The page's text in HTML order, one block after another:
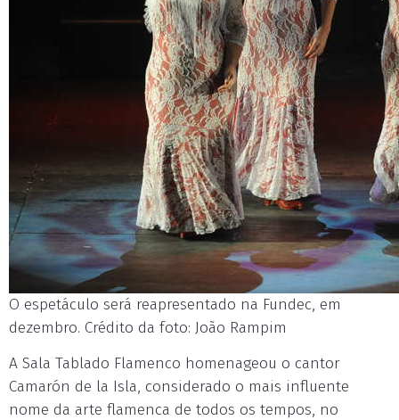
O espetáculo será reapresentado na Fundec, em
dezembro. Crédito da foto: João Rampim
A Sala Tablado Flamenco homenageou o cantor
Camarón de la Isla, considerado o mais influente
nome da arte flamenca de todos os tempos, no